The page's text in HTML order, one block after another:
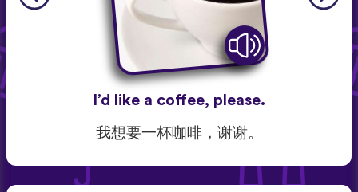
I’d like a coffee, please.
我想要一杯咖啡，谢谢。